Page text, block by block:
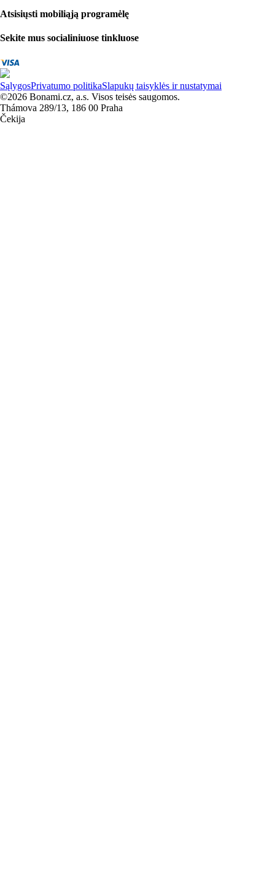
Atsisiųsti mobiliąją programėlę
Sekite mus socialiniuose tinkluose
SąlygosPrivatumo politikaSlapukų taisyklės ir nustatymai
©2026 Bonami.cz, a.s. Visos teisės saugomos.
Thámova 289/13, 186 00 Praha
Čekija